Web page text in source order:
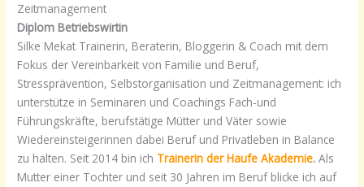
Zeitmanagement
Diplom Betriebswirtin
Silke Mekat Trainerin, Beraterin, Bloggerin & Coach mit dem
Fokus der Vereinbarkeit von Familie und Beruf,
Stressprävention, Selbstorganisation und Zeitmanagement: ich
unterstütze in Seminaren und Coachings Fach-und
Führungskräfte, berufstätige Mütter und Väter sowie
Wiedereinsteigerinnen dabei Beruf und Privatleben in Balance
zu halten. Seit 2014 bin ich Trainerin der Haufe Akademie. Als
Mutter einer Tochter und seit 30 Jahren im Beruf blicke ich auf